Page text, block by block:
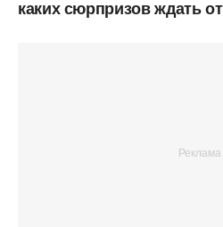
каких сюрпризов ждать